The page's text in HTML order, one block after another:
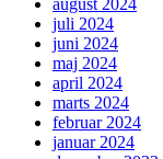
august 2024
juli 2024
juni 2024
maj 2024
april 2024
marts 2024
februar 2024
januar 2024